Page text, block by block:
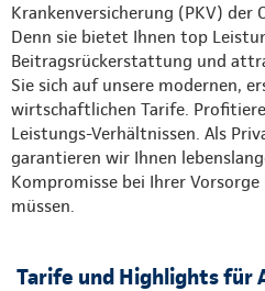
Krankenversicherung (PKV) der
Denn sie bietet Ihnen top
Beitragsrückerstattung und
Sie sich auf unsere modernen,
wirtschaftlichen Tarife.
Leistungs-Verhältnissen. Als
garantieren wir Ihnen
Kompromisse bei Ihrer
müssen.
Tarife und Highlights für